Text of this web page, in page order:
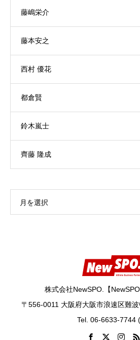
藤嶋栄介
藤本安之
西村 優花
都倉賢
鈴木嵐士
齊藤 隆成
月を選択
株式会社NewSPO.【
〒556-0011 大阪府大阪市浪速区難
Tel. 06-6633-7744